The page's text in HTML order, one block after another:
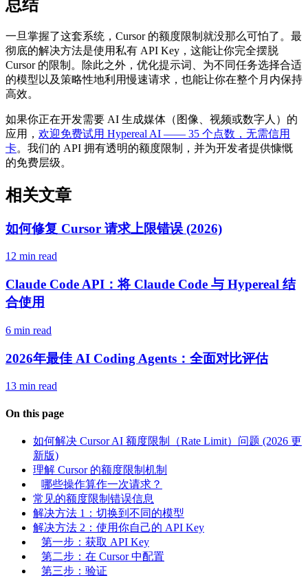
总结
一旦掌握了这套系统，Cursor 的额度限制就没那么可怕了。最
彻底的解决方法是使用私有 API Key，这能让你完全摆脱
Cursor 的限制。除此之外，优化提示词、为不同任务选择合适
的模型以及策略性地利用慢速请求，也能让你在整个月内保持
高效。
如果你正在开发需要 AI 生成媒体（图像、视频或数字人）的
应用， 欢迎免费试用 Hypereal AI —— 35 个点数，无需信用
卡。我们的 API 拥有透明的额度限制，并为开发者提供慷慨
的免费层级。
相关文章
如何修复 Cursor 请求上限错误 (2026)
12 min read
Claude Code API：将 Claude Code 与 Hypereal 结
合使用
6 min read
2026年最佳 AI Coding Agents：全面对比评估
13 min read
On this page
如何解决 Cursor AI 额度限制（Rate Limit）问题 (2026 更
新版)
理解 Cursor 的额度限制机制
哪些操作算作一次请求？
常见的额度限制错误信息
解决方法 1：切换到不同的模型
解决方法 2：使用你自己的 API Key
第一步：获取 API Key
第二步：在 Cursor 中配置
第三步：验证